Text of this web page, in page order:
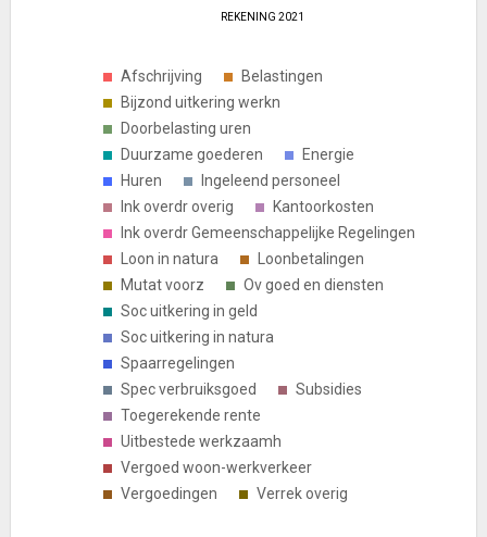
REKENING 2021
Afschrijving
Belastingen
Bijzond uitkering werkn
Doorbelasting uren
Duurzame goederen
Energie
Huren
Ingeleend personeel
Ink overdr overig
Kantoorkosten
Ink overdr Gemeenschappelijke Regelingen
Loon in natura
Loonbetalingen
Mutat voorz
Ov goed en diensten
Soc uitkering in geld
Soc uitkering in natura
Spaarregelingen
Spec verbruiksgoed
Subsidies
Toegerekende rente
Uitbestede werkzaamh
Vergoed woon-werkverkeer
Vergoedingen
Verrek overig